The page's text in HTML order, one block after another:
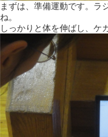
まずは、準備運動です。ラ
ね。
しっかりと体を伸ばし、ケ